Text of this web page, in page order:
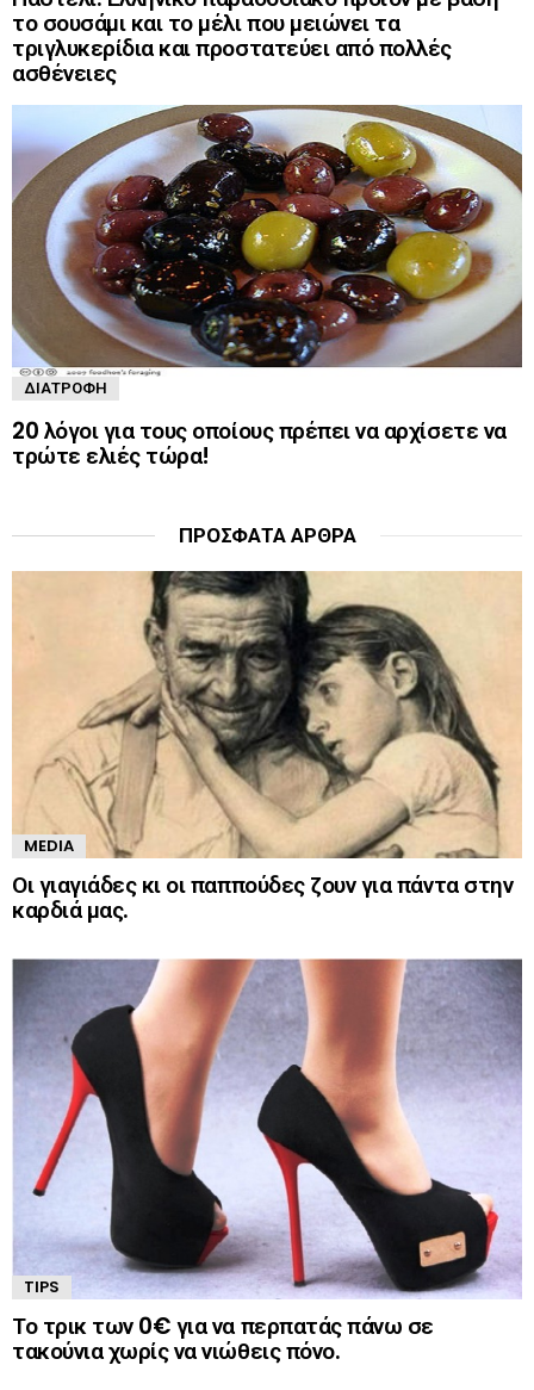
το σουσάμι και το μέλι που μειώνει τα
τριγλυκερίδια και προστατεύει από πολλές
ασθένειες
ΔΙΑΤΡΟΦΉ
20 λόγοι για τους οποίους πρέπει να αρχίσετε να
τρώτε ελιές τώρα!
ΠΡΌΣΦΑΤΑ ΆΡΘΡΑ
MEDIA
Οι γιαγιάδες κι οι παππούδες ζουν για πάντα στην
καρδιά μας.
TIPS
Το τρικ των 0€ για να περπατάς πάνω σε
τακούνια χωρίς να νιώθεις πόνο.